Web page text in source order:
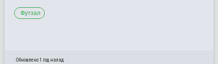
Футзал
Обновлено 1 год назад